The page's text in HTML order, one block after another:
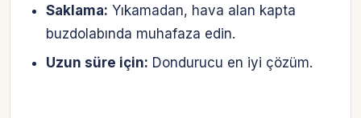
Saklama: Yıkamadan, hava alan kapta
buzdolabında muhafaza edin.
Uzun süre için: Dondurucu en iyi çözüm.